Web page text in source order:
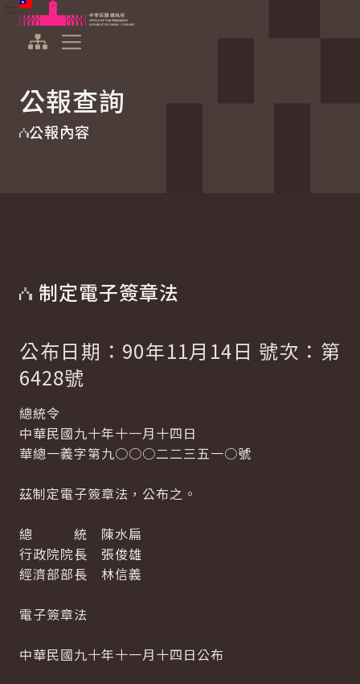
跳到主要內容
中華民國總統府
公報查詢
公報內容
制定電子簽章法
公布日期：90年11月14日 號次：第
6428號
總統令
中華民國九十年十一月十四日
華總一義字第九○○○二二三五一○號
茲制定電子簽章法，公布之。
總 統 陳水扁
行政院院長 張俊雄
經濟部部長 林信義
電子簽章法
中華民國九十年十一月十四日公布